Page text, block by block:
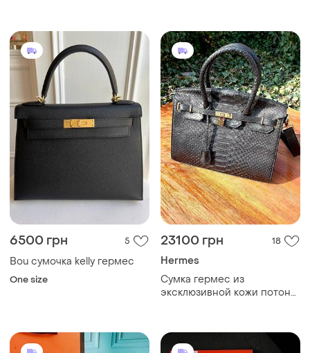
6500 грн 5
Bou сумочка kelly гермес
One size
23100 грн 18
Hermes
Сумка гермес из
эксклюзивной кожи потона